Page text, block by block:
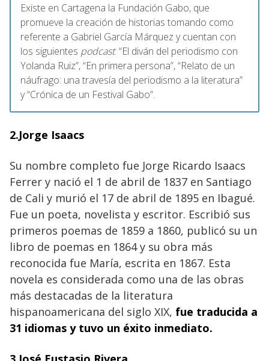
Existe en Cartagena la Fundación Gabo, que
promueve la creación de historias tomando como
referente a Gabriel García Márquez y cuentan con
los siguientes podcast: “El diván del periodismo con
Yolanda Ruiz”, “En primera persona”, “Relato de un
náufrago: una travesía del periodismo a la literatura”
y “Crónica de un Festival Gabo”.
2.Jorge Isaacs
Su nombre completo fue Jorge Ricardo Isaacs
Ferrer y nació el 1 de abril de 1837 en Santiago
de Cali y murió el 17 de abril de 1895 en Ibagué.
Fue un poeta, novelista y escritor. Escribió sus
primeros poemas de 1859 a 1860, publicó su un
libro de poemas en 1864 y su obra más
reconocida fue María, escrita en 1867. Esta
novela es considerada como una de las obras
más destacadas de la literatura
hispanoamericana del siglo XIX, fue traducida a
31 idiomas y tuvo un éxito inmediato.